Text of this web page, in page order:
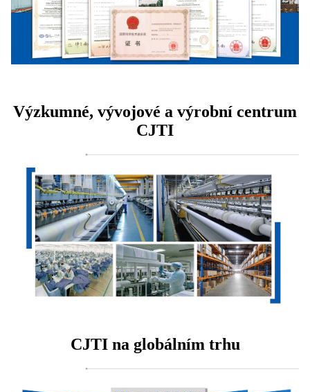
Výzkumné, vývojové a výrobní centrum
CJTI
CJTI na globálním trhu